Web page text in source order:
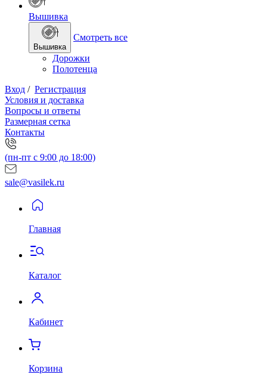
Вышивка
Вышивка
Смотреть все
Дорожки
Полотенца
Вход / Регистрация
Условия и доставка
Вопросы и ответы
Размерная сетка
Контакты
(пн-пт с 9:00 до 18:00)
sale@vasilek.ru
Главная
Каталог
Кабинет
Корзина